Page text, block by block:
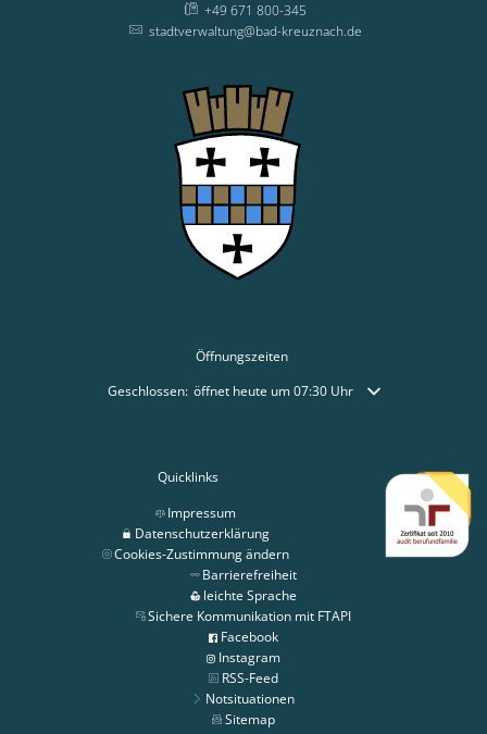
+49 671 800-345
stadtverwaltung@bad-kreuznach.de
Öffnungszeiten
Klicken, um weitere Öffnungs- oder Schließzeiten
Geschlossen: öffnet heute um 07:30 Uhr
Quicklinks
Impressum
Datenschutzerklärung
Cookies-Zustimmung ändern
Barrierefreiheit
leichte Sprache
Sichere Kommunikation mit FTAPI
Facebook
Instagram
RSS-Feed
Notsituationen
Sitemap